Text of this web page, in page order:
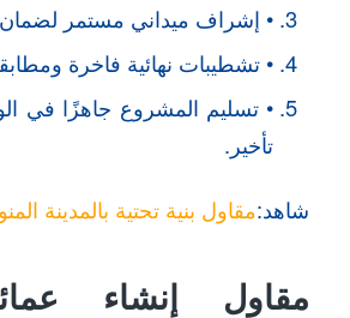
• إشراف ميداني مستمر لضمان
• تشطيبات نهائية فاخرة
• تسليم المشروع جاهزًا في
تأخير.
شاهد:مقاول بنية تحتية بالمدينة
مقاول إنشاء